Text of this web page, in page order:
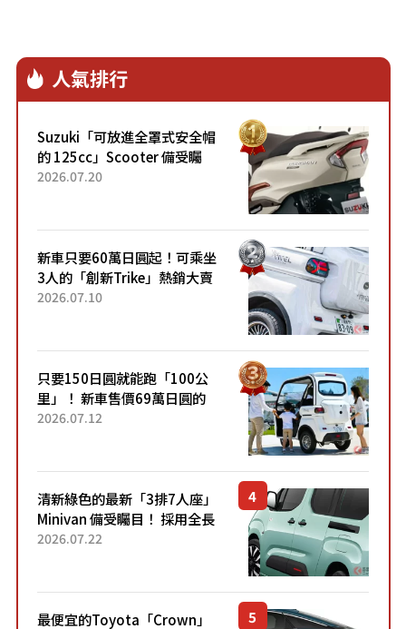
人氣排行
Suzuki「可放進全罩式安全帽
的 125cc」Scooter 備受矚
目！採用全新流線設計與各項
2026.07.20
新車只要60萬日圓起！可乘坐
3人的「創新Trike」熱銷大賣
成為人氣車款！「養車成本真
2026.07.10
只要150日圓就能跑「100公
里」！ 新車售價69萬日圓的
「3人座」Trike大受歡迎！ 順
2026.07.12
清新綠色的最新「3排7人座」
Minivan 備受矚目！ 採用全長
4.7公尺剛剛好的車身尺寸與
2026.07.22
最便宜的Toyota「Crown」